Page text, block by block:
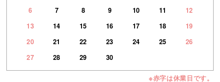
6
7 8 9 10 11
12
13
14 15 16 17 18
19
20
21 22 23 24 25
26
27
28 29 30
※赤字は休業日です。